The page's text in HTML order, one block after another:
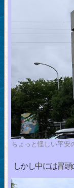
ちょっと怪しい平安
しかし中には冒頭